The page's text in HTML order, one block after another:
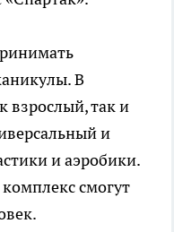
В
взрослый, так и
и
и аэробики.
смогут